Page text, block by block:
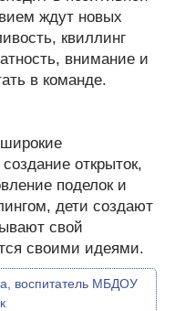
ждут новых
квиллинг
внимание и
в команде.
широкие
открыток,
поделок и
дети создают
свой
своими идеями.
воспитатель МБДОУ